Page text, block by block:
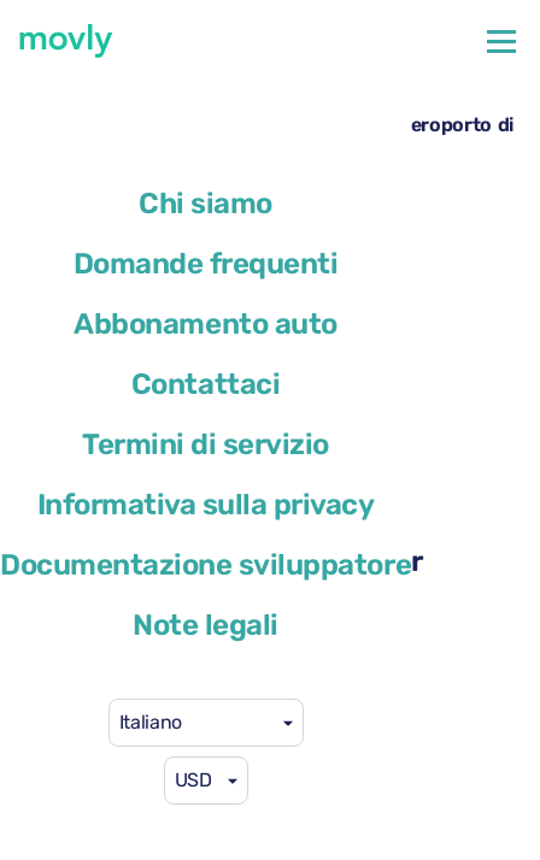
Chi siamo
Domande frequenti
Abbonamento auto
Contattaci
Termini di servizio
Informativa sulla privacy
Documentazione sviluppatore
Note legali
Italiano
USD
Noleggio Renault Megane Sport Tourer all’aeroporto di
Renault Megane Sport Tourer